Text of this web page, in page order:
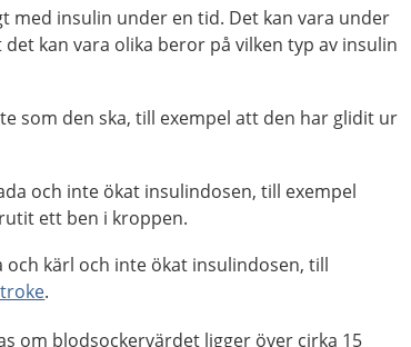
med insulin under en tid. Det kan vara under
kan vara olika beror på vilken typ av insulin
som den ska, till exempel att den har glidit ur
och inte ökat insulindosen, till exempel
ett ben i kroppen.
kärl och inte ökat insulindosen, till
.
om blodsockervärdet ligger över cirka 15